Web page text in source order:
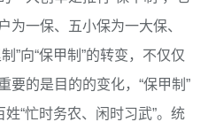
为一保、五小保为一大保、
”向“保甲制”的转变，不仅仅
要的是目的的变化，“保甲制”
姓“忙时务农、闲时习武”。统